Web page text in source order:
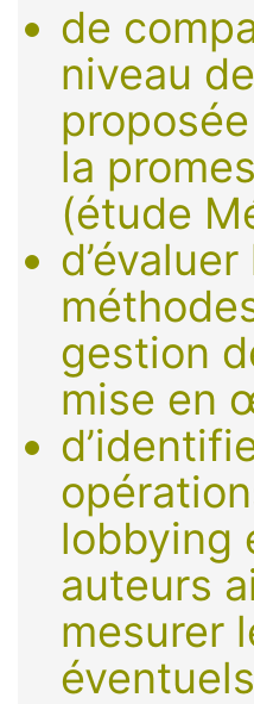
de
niveau
la
(étude
d’évaluer
gestion
mise en
lobbying
auteurs
mesurer